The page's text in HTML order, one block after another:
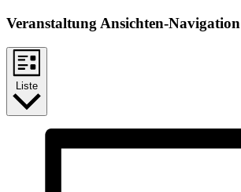
Veranstaltung Ansichten-Navigation
Liste